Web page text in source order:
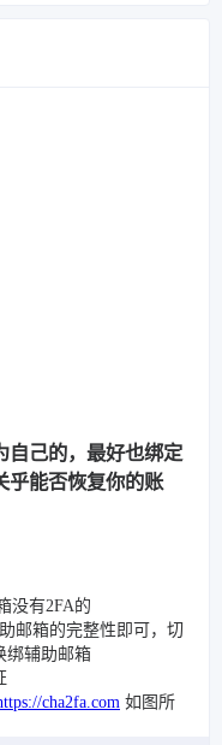
自己的，最好也绑定
乎能否恢复你的账
没有2FA的
邮箱的完整性即可，切
绑辅助邮箱
cha2fa.com 如图所